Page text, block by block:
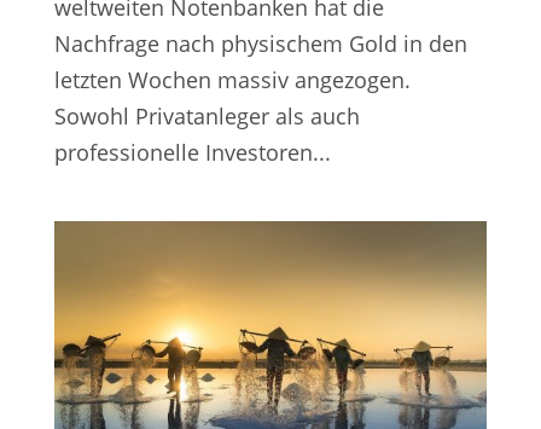
weltweiten Notenbanken hat die
Nachfrage nach physischem Gold in den
letzten Wochen massiv angezogen.
Sowohl Privatanleger als auch
professionelle Investoren...